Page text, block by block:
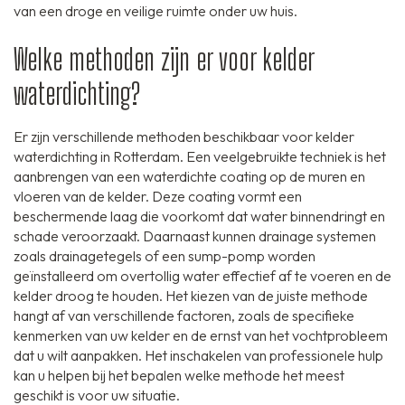
van een droge en veilige ruimte onder uw huis.
Welke methoden zijn er voor kelder
waterdichting?
Er zijn verschillende methoden beschikbaar voor kelder
waterdichting in Rotterdam. Een veelgebruikte techniek is het
aanbrengen van een waterdichte coating op de muren en
vloeren van de kelder. Deze coating vormt een
beschermende laag die voorkomt dat water binnendringt en
schade veroorzaakt. Daarnaast kunnen drainage systemen
zoals drainagetegels of een sump-pomp worden
geïnstalleerd om overtollig water effectief af te voeren en de
kelder droog te houden. Het kiezen van de juiste methode
hangt af van verschillende factoren, zoals de specifieke
kenmerken van uw kelder en de ernst van het vochtprobleem
dat u wilt aanpakken. Het inschakelen van professionele hulp
kan u helpen bij het bepalen welke methode het meest
geschikt is voor uw situatie.